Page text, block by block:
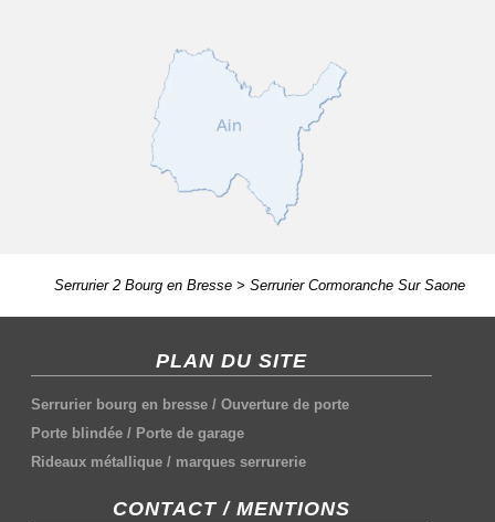
Serrurier 2 Bourg en Bresse> Serrurier Cormoranche Sur Saone
PLAN DU SITE
Serrurier bourg en bresse /Ouverture de porte
Porte blindée / Porte de garage
Rideaux métallique / marques serrurerie
CONTACT / MENTIONS